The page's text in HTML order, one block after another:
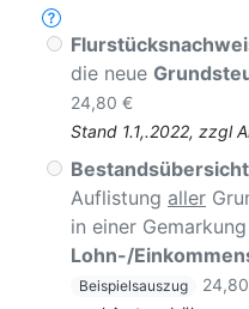
die neue
24,80 €
Stand 1.1,.2022, zzgl
Auflistung aller
in einer
Lohn-/
Beispielsauszug